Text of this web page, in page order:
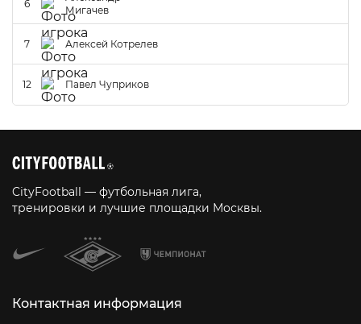
6
Мигачев
7 Алексей Котрелев
12 Павел Чуприков
CityFootball — футбольная лига,
тренировки и лучшие площадки Москвы.
Контактная информация